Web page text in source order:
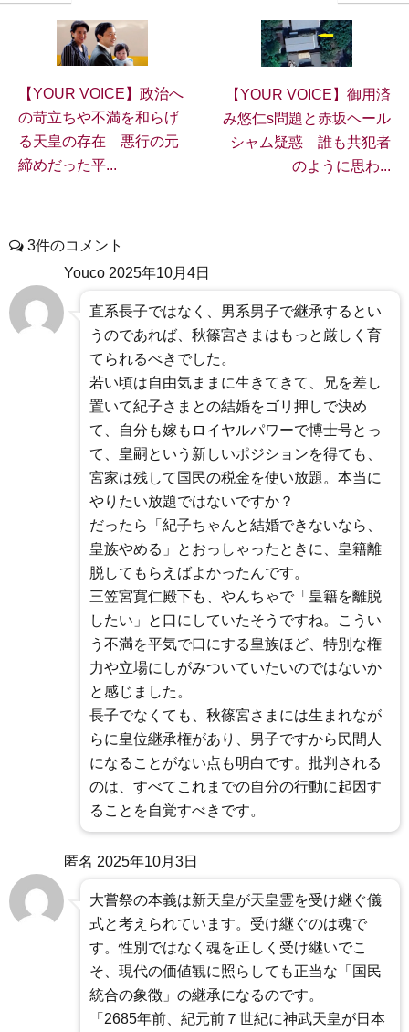
【YOUR VOICE】政治へ
の苛立ちや不満を和らげ
る天皇の存在 悪行の元
締めだった平...
【YOUR VOICE】御用済
み悠仁s問題と赤坂ヘール
シャム疑惑 誰も共犯者
のように思わ...
3件のコメント
Youco 2025年10月4日
直系長子ではなく、男系男子で継承するとい
うのであれば、秋篠宮さまはもっと厳しく育
てられるべきでした。
若い頃は自由気ままに生きてきて、兄を差し
置いて紀子さまとの結婚をゴリ押しで決め
て、自分も嫁もロイヤルパワーで博士号とっ
て、皇嗣という新しいポジションを得ても、
宮家は残して国民の税金を使い放題。本当に
やりたい放題ではないですか？
だったら「紀子ちゃんと結婚できないなら、
皇族やめる」とおっしゃったときに、皇籍離
脱してもらえばよかったんです。
三笠宮寛仁殿下も、やんちゃで「皇籍を離脱
したい」と口にしていたそうですね。こうい
う不満を平気で口にする皇族ほど、特別な権
力や立場にしがみついていたいのではないか
と感じました。
長子でなくても、秋篠宮さまには生まれなが
らに皇位継承権があり、男子ですから民間人
になることがない点も明白です。批判される
のは、すべてこれまでの自分の行動に起因す
ることを自覚すべきです。
匿名 2025年10月3日
大嘗祭の本義は新天皇が天皇霊を受け継ぐ儀
式と考えられています。受け継ぐのは魂で
す。性別ではなく魂を正しく受け継いでこ
そ、現代の価値観に照らしても正当な「国民
統合の象徴」の継承になるのです。
「2685年前、紀元前７世紀に神武天皇が日本